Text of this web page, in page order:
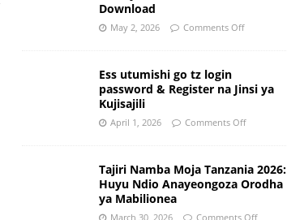
Download
May 2, 2026 Comments Off
Ess utumishi go tz login
password & Register na Jinsi ya
Kujisajili
April 1, 2026 Comments Off
Tajiri Namba Moja Tanzania 2026:
Huyu Ndio Anayeongoza Orodha
ya Mabilionea
March 30, 2026 Comments Off